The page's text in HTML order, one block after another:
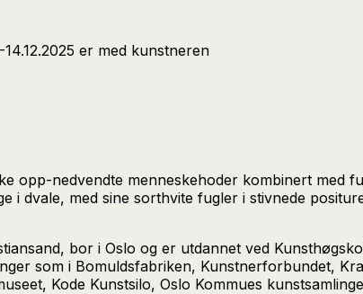
er med kunstneren
opp-nedvendte menneskehoder kombinert med
i dvale, med sine sorthvite fugler i stivnede
bor i Oslo og er utdannet ved
som i Bomuldsfabriken, Kunstnerforbundet,
Kode Kunstsilo, Oslo Kommues